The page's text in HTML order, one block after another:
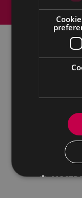
Política
Cultura -
943 70 84 39
IFZ: